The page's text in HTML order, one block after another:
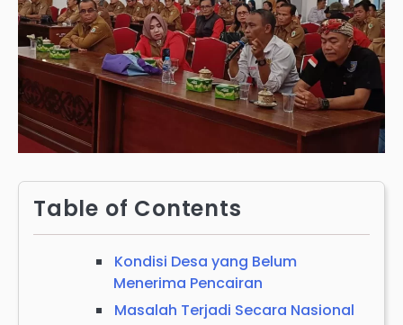
Table of Contents
Kondisi Desa yang Belum
Menerima Pencairan
Masalah Terjadi Secara Nasional